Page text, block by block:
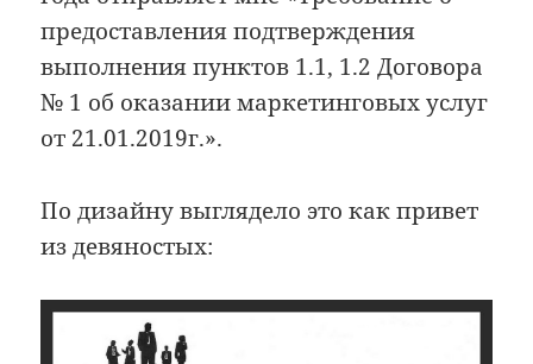
предоставления подтверждения
выполнения пунктов 1.1, 1.2 Договора
№ 1 об оказании маркетинговых услуг
от 21.01.2019г.».
По дизайну выглядело это как привет
из девяностых: